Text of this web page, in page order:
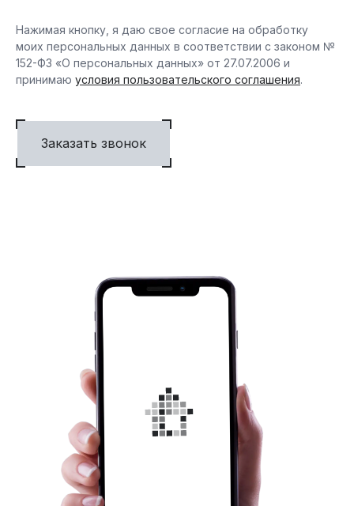
Нажимая кнопку, я даю свое согласие на обработку
моих персональных данных в соответствии с законом №
152-ФЗ «О персональных данных» от 27.07.2006 и
принимаю условия пользовательского соглашения.
Заказать звонок